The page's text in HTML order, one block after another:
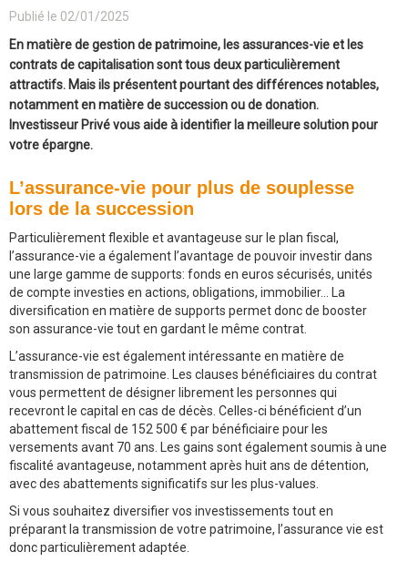
Publié le 02/01/2025
En matière de gestion de patrimoine, les assurances-vie et les
contrats de capitalisation sont tous deux particulièrement
attractifs. Mais ils présentent pourtant des différences notables,
notamment en matière de succession ou de donation.
Investisseur Privé vous aide à identifier la meilleure solution pour
votre épargne.
L’assurance-vie pour plus de souplesse
lors de la succession
Particulièrement flexible et avantageuse sur le plan fiscal,
l’assurance-vie a également l’avantage de pouvoir investir dans
une large gamme de supports: fonds en euros sécurisés, unités
de compte investies en actions, obligations, immobilier… La
diversification en matière de supports permet donc de booster
son assurance-vie tout en gardant le même contrat.
L’assurance-vie est également intéressante en matière de
transmission de patrimoine. Les clauses bénéficiaires du contrat
vous permettent de désigner librement les personnes qui
recevront le capital en cas de décès. Celles-ci bénéficient d’un
abattement fiscal de 152 500 € par bénéficiaire pour les
versements avant 70 ans. Les gains sont également soumis à une
fiscalité avantageuse, notamment après huit ans de détention,
avec des abattements significatifs sur les plus-values.
Si vous souhaitez diversifier vos investissements tout en
préparant la transmission de votre patrimoine, l’assurance vie est
donc particulièrement adaptée.